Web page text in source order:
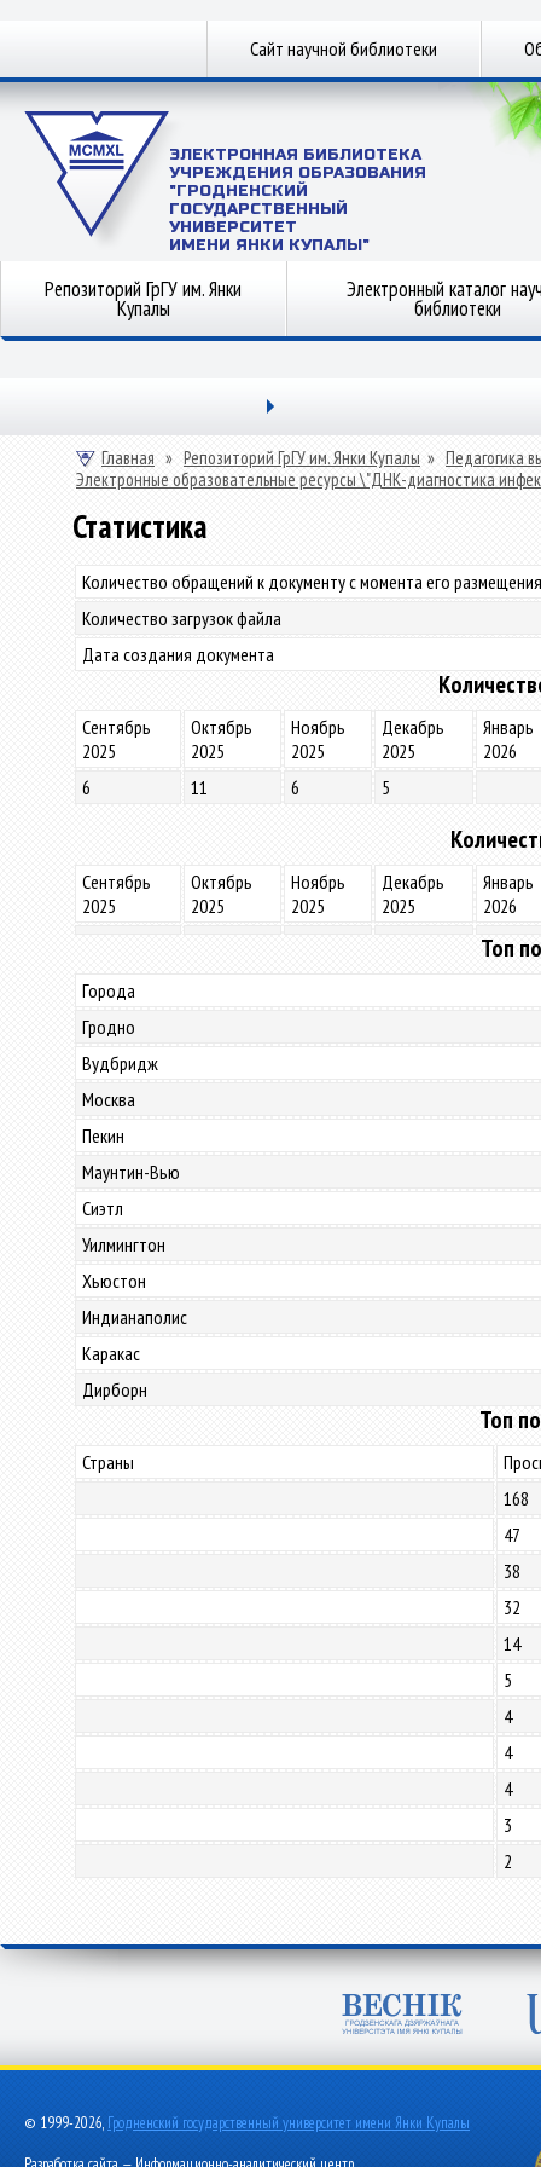
Сайт научной библиотеки
ЭЛЕКТРОННАЯ БИБЛИОТЕКА
УЧРЕЖДЕНИЯ ОБРАЗОВАНИЯ
"ГРОДНЕНСКИЙ
ГОСУДАРСТВЕННЫЙ
УНИВЕРСИТЕТ
ИМЕНИ ЯНКИ КУПАЛЫ"
Репозиторий ГрГУ им. Янки
Купалы
Электронный каталог
библиотеки
Главная » Репозиторий ГрГУ им. Янки Купалы » Педагогика
Электронные образовательные ресурсы \"ДНК-диагностика
Статистика
Количество обращений к документу с момента его
Количество загрузок файла
Дата создания документа
Сентябрь
2025
Октябрь
2025
Ноябрь
2025
Декабрь
2025
Январь
2026
6
11 6 5
Сентябрь
2025
Октябрь
2025
Ноябрь
2025
Декабрь
2025
Январь
2026
Топ
Города
Гродно
Вудбридж
Москва
Пекин
Маунтин-Вью
Сиэтл
Уилмингтон
Хьюстон
Индианаполис
Каракас
Дирборн
Топ
Страны
168
47
38
32
14
5
4
4
4
3
2
© 1999-2026, Гродненский государственный университет имени Янки Купалы